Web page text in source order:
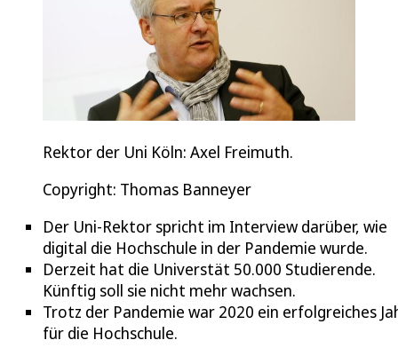
Rektor der Uni Köln: Axel Freimuth.
Copyright: Thomas Banneyer
Der Uni-Rektor spricht im Interview darüber, wie
digital die Hochschule in der Pandemie wurde.
Derzeit hat die Universtät 50.000 Studierende.
Künftig soll sie nicht mehr wachsen.
Trotz der Pandemie war 2020 ein erfolgreiches
für die Hochschule.